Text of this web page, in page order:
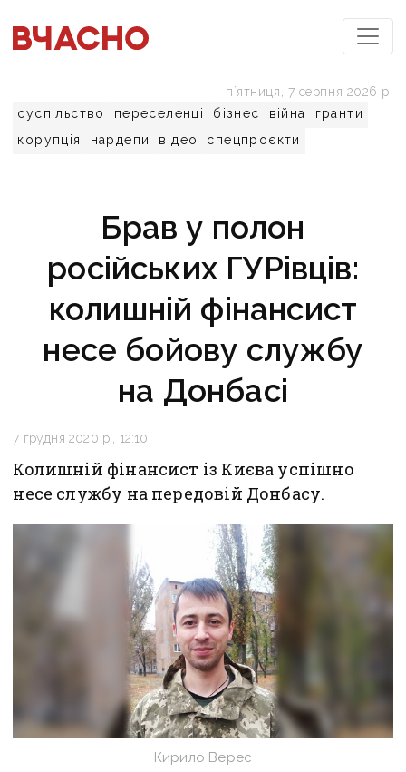
суспільство переселенці бізнес війна
гранти
корупція
нардепи відео спецпроєкти
пʼятниця, 7 серпня 2026 р.
Брав у полон
російських ГУРівців:
колишній фінансист
несе бойову службу
на Донбасі
7 грудня 2020 р., 12:10
Колишній фінансист із Києва успішно
несе службу на передовій Донбасу.
Кирило Верес